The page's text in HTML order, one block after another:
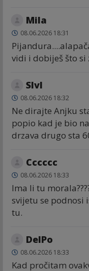
Mila
08.06.2026 18:31
vidi i dobiješ što si
Slvl
08.06.2026 18:32
Ne dirajte Anjku
popio kad je bio
drzava drugo sta
Cccccc
08.06.2026 18:33
Ima li tu
svijetu se podnosi
tu.
DelPo
08.06.2026 18:33
Kad pročitam